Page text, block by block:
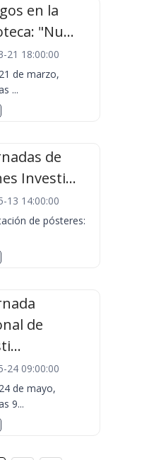
en la
"Nu...
21 18:00:00
de marzo,
...
de
Investi...
13 14:00:00
de pósteres:
de
24 09:00:00
de mayo,
9...